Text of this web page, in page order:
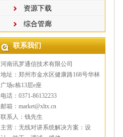
资源下载
综合管廊
联系我们
河南讯罗通信技术有限公司
地址：郑州市金水区健康路168号华林
广场c栋13层e座
电话：0371-86132233
邮箱：market@xltx.cn
联系人：钱先生
主营：无线对讲系统解决方案：设